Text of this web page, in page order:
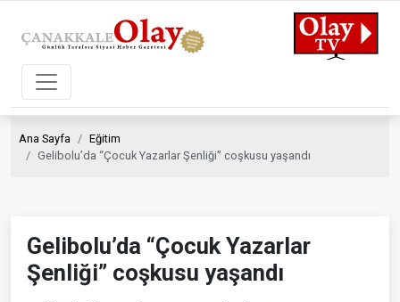
Ana Sayfa
Eğitim
Gelibolu’da “Çocuk Yazarlar Şenliği” coşkusu yaşandı
Gelibolu’da “Çocuk Yazarlar
Şenliği” coşkusu yaşandı